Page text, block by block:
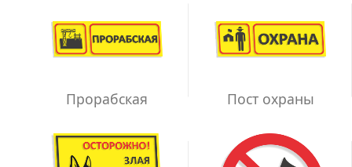
Прорабская Пост охраны